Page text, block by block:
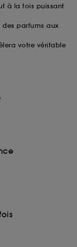
à la fois puissant
des parfums aux
votre véritable